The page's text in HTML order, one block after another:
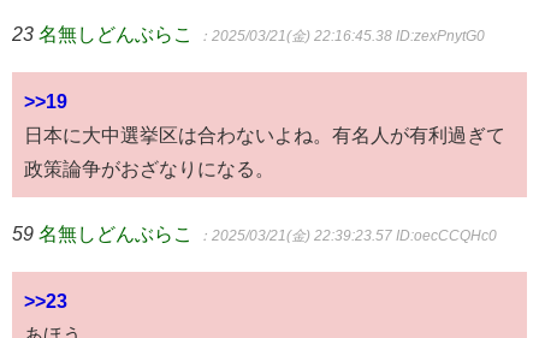
23 名無しどんぶらこ ：2025/03/21(金) 22:16:45.38 ID:zexPnytG0
>>19
日本に大中選挙区は合わないよね。有名人が有利過ぎて
政策論争がおざなりになる。
59 名無しどんぶらこ ：2025/03/21(金) 22:39:23.57 ID:oecCCQHc0
>>23